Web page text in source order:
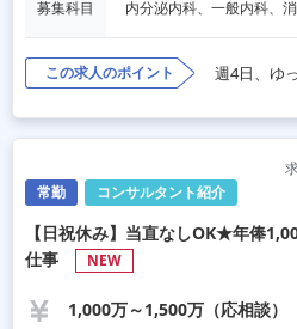
募集科目
この求人のポイント 週4日、ゆ
常勤 コンサルタント紹介
【日祝休み】当直なしOK★年俸
仕事
NEW
1,000万～1,500万（応相談）